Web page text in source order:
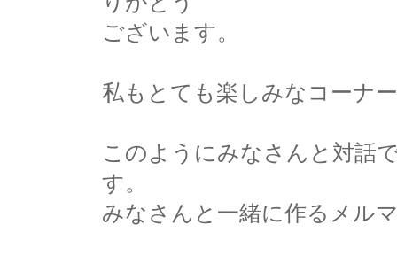
ございます。
私もとても楽しみなコーナ
このようにみなさんと対話
す。
みなさんと一緒に作るメル